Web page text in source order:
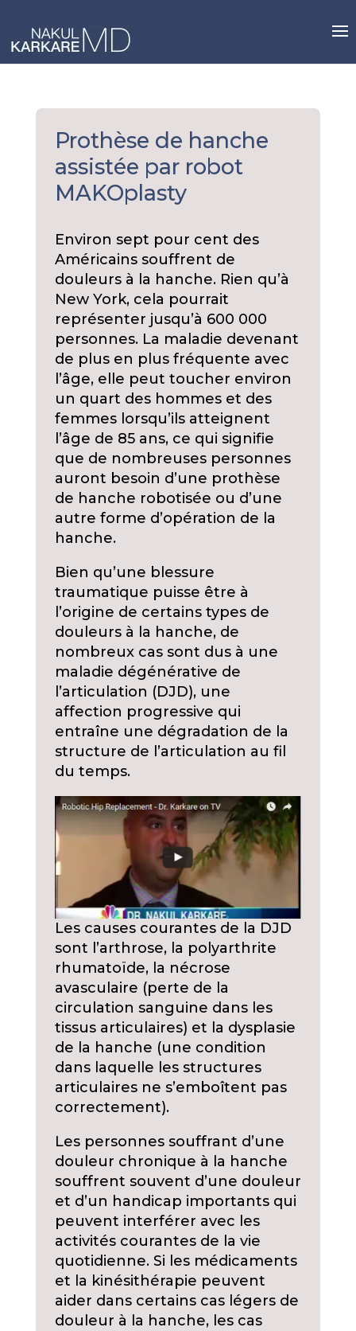
content
Prothèse de hanche
assistée par robot
MAKOplasty
Environ sept pour cent des
Américains souffrent de
douleurs à la hanche. Rien qu’à
New York, cela pourrait
représenter jusqu’à 600 000
personnes. La maladie devenant
de plus en plus fréquente avec
l’âge, elle peut toucher environ
un quart des hommes et des
femmes lorsqu’ils atteignent
l’âge de 85 ans, ce qui signifie
que de nombreuses personnes
auront besoin d’une prothèse
de hanche robotisée ou d’une
autre forme d’opération de la
hanche.
Bien qu’une blessure
traumatique puisse être à
l’origine de certains types de
douleurs à la hanche, de
nombreux cas sont dus à une
maladie dégénérative de
l’articulation (DJD), une
affection progressive qui
entraîne une dégradation de la
structure de l’articulation au fil
du temps.
Les causes courantes de la DJD
sont l’arthrose, la polyarthrite
rhumatoïde, la nécrose
avasculaire (perte de la
circulation sanguine dans les
tissus articulaires) et la dysplasie
de la hanche (une condition
dans laquelle les structures
articulaires ne s’emboîtent pas
correctement).
Les personnes souffrant d’une
douleur chronique à la hanche
souffrent souvent d’une douleur
et d’un handicap importants qui
peuvent interférer avec les
activités courantes de la vie
quotidienne. Si les médicaments
et la kinésithérapie peuvent
aider dans certains cas légers de
douleur à la hanche, les cas